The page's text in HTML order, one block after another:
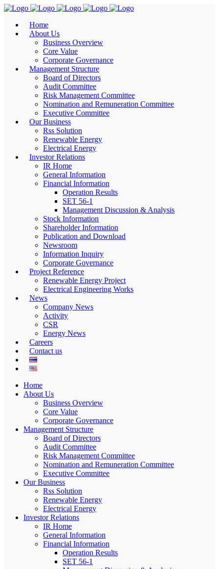
Home
About Us
Business Overview
Core Value
Corporate Governance
Management Structure
Board of Directors
Audit Committee
Risk Management Committee
Nomination and Remuneration Committee
Executive Committee
Our Business
Rss Solution
Renewable Energy
Electrical Energy
Investor Relations
IR Home
General Information
Financial Information
Operation Results
SET 56-1
Management Discussion & Analysis
Stock Information
Shareholder Information
Publication and Download
Newsroom
Information Inquiry
Corporate Governance
Project Reference
Renewable Energy Project
Electrical Engineering Works
News
Company News
Activity
CSR
Energy News
Careers
Contact us
Home
About Us
Business Overview
Core Value
Corporate Governance
Management Structure
Board of Directors
Audit Committee
Risk Management Committee
Nomination and Remuneration Committee
Executive Committee
Our Business
Rss Solution
Renewable Energy
Electrical Energy
Investor Relations
IR Home
General Information
Financial Information
Operation Results
SET 56-1